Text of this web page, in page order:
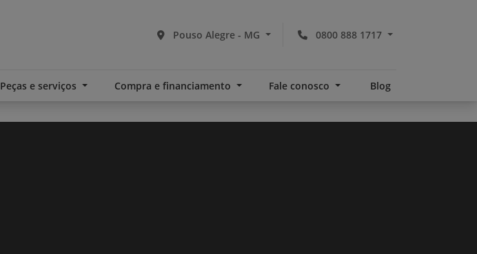
0800 888 1717
Pouso Alegre - MG
Peças e serviços Compra e financiamento Fale conosco Blog